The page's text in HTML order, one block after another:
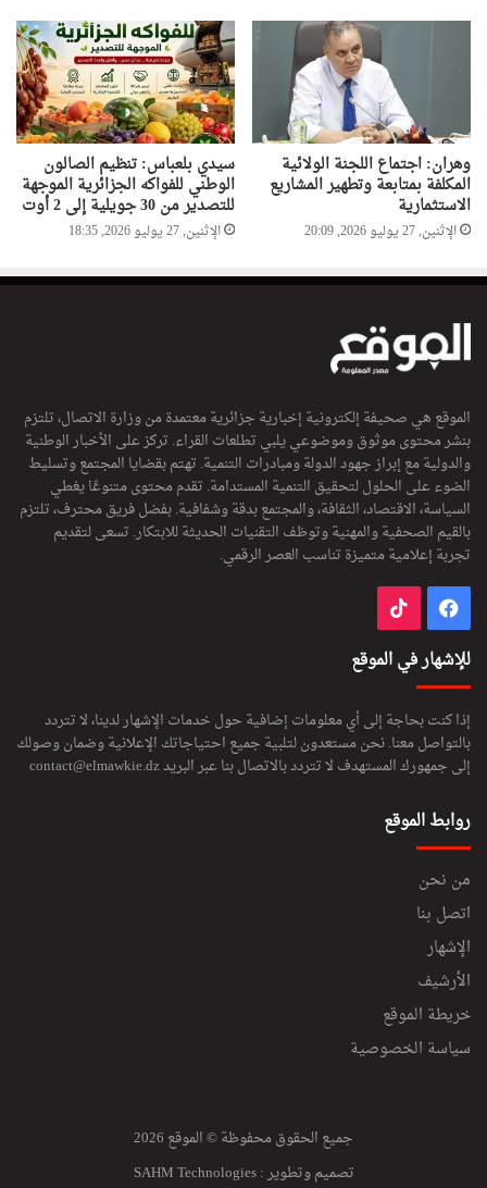
ج
ر
و
ق
ا
ت
ض
ا
ا
أ
م
ن
ا
ل
ط
ا
ي
وهران: اجتماع اللجنة الولائية
المكلفة بمتابعة وتطهير المشاريع
الاستثمارية
الإثنين, 27 يوليو 2026, 20:09
سيدي بلعباس: تنظيم الصالون
الوطني للفواكه الجزائرية الموجهة
للتصدير من 30 جويلية إلى 2 أوت
الإثنين, 27 يوليو 2026, 18:35
الموقع هي صحيفة إلكترونية إخبارية جزائرية معتمدة من وزارة الاتصال، تلتزم
بنشر محتوى موثوق وموضوعي يلبي تطلعات القراء. تركز على الأخبار الوطنية
والدولية مع إبراز جهود الدولة ومبادرات التنمية. تهتم بقضايا المجتمع وتسليط
الضوء على الحلول لتحقيق التنمية المستدامة. تقدم محتوى متنوعًا يغطي
السياسة، الاقتصاد، الثقافة، والمجتمع بدقة وشفافية. بفضل فريق محترف، تلتزم
بالقيم الصحفية والمهنية وتوظف التقنيات الحديثة للابتكار. تسعى لتقديم
تجربة إعلامية متميزة تناسب العصر الرقمي.
فيسبوك
للإشهار في الموقع
إذا كنت بحاجة إلى أي معلومات إضافية حول خدمات الإشهار لدينا، لا تتردد
بالتواصل معنا. نحن مستعدون لتلبية جميع احتياجاتك الإعلانية وضمان وصولك
إلى جمهورك المستهدف لا تتردد بالاتصال بنا عبر البريدcontact@elmawkie.dz
روابط الموقع
من نحن
اتصل بنا
الإشهار
الأرشيف
خريطة الموقع
سياسة الخصوصية
جميع الحقوق محفوظة © الموقع 2026
تصميم وتطوير :SAHM Technologies